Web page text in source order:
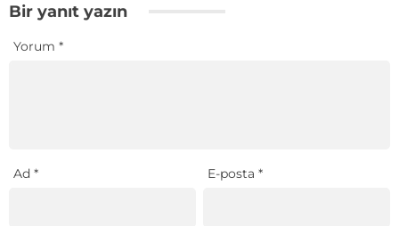
Bir yanıt yazın
Yorum *
Ad * E-posta*